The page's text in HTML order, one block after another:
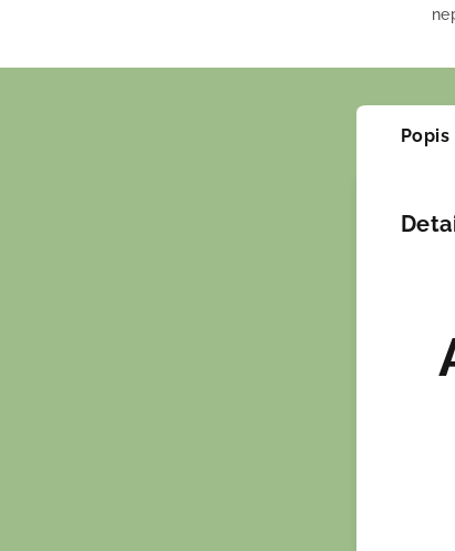
Popis